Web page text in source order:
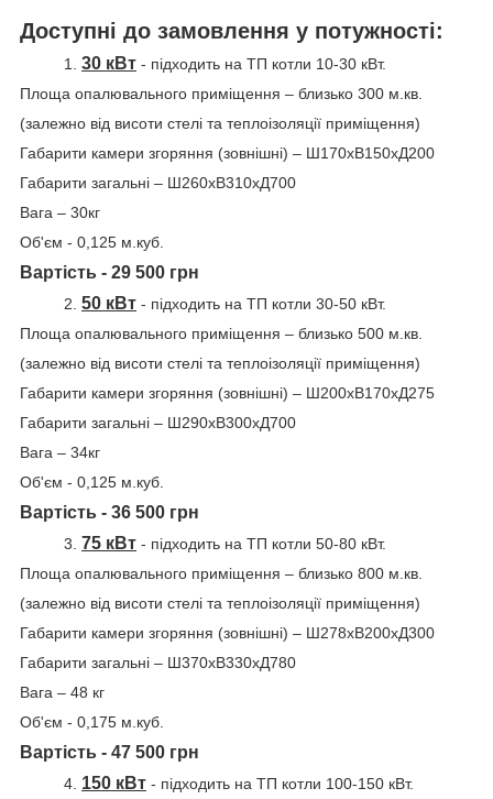
Доступні до замовлення у потужності:
1. 30 кВт - підходить на ТП котли 10-30 кВт.
Площа опалювального приміщення – близько 300 м.кв.
(залежно від висоти стелі та теплоізоляції приміщення)
Габарити камери згоряння (зовнішні) – Ш170хВ150хД200
Габарити загальні – Ш260хВ310хД700
Вага – 30кг
Об'єм - 0,125 м.куб.
Вартість - 29 500 грн
2. 50 кВт - підходить на ТП котли 30-50 кВт.
Площа опалювального приміщення – близько 500 м.кв.
(залежно від висоти стелі та теплоізоляції приміщення)
Габарити камери згоряння (зовнішні) – Ш200хВ170хД275
Габарити загальні – Ш290хВ300хД700
Вага – 34кг
Об'єм - 0,125 м.куб.
Вартість - 36 500 грн
3. 75 кВт - підходить на ТП котли 50-80 кВт.
Площа опалювального приміщення – близько 800 м.кв.
(залежно від висоти стелі та теплоізоляції приміщення)
Габарити камери згоряння (зовнішні) – Ш278хВ200хД300
Габарити загальні – Ш370хВ330хД780
Вага – 48 кг
Об'єм - 0,175 м.куб.
Вартість - 47 500 грн
4. 150 кВт - підходить на ТП котли 100-150 кВт.